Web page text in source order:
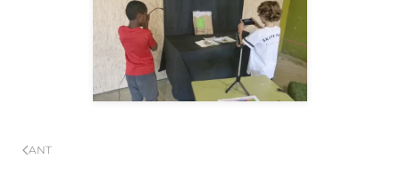
__AMPLIAR__
ANT